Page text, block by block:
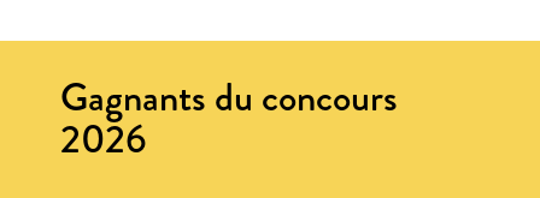
Gagnants du concours
2026